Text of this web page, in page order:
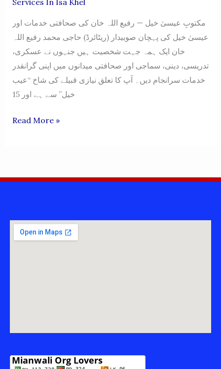
Services In Isa Khel
مکتوبِ عیسیٰ خیل — رفیع اللہ خان کی صحافتی خدمات اور
عیسیٰ خیل کی پہچان صوبیدار (ریٹائرڈ) حاجی محمد رفیع اللہ
خان ایک ہمہ جہت شخصیت ہیں جنہوں نے عسکری،
تدریسی، دینی، سماجی اور صحافتی میدانوں میں اپنی گرانقدر
خدمات سرانجام دیں۔ آپ کا تعلق نیازی قبیلے کی شاخ “عیب
خیل” سے ہے اور 15
MAKTOOB
Read More »